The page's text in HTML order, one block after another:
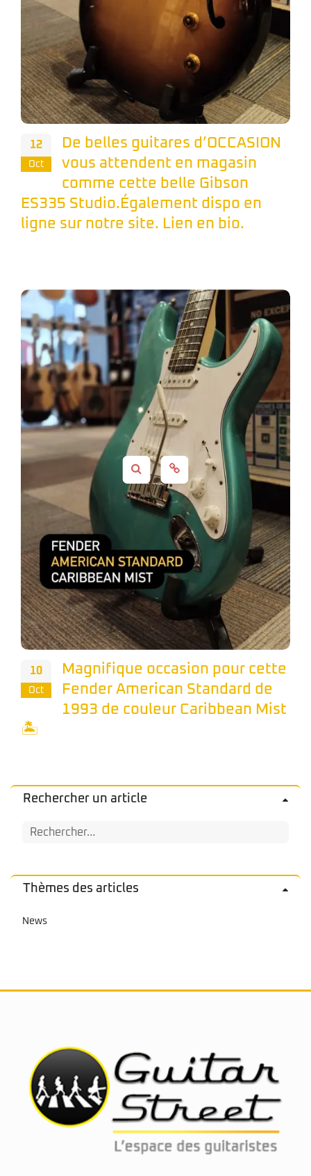
12
Oct
De belles guitares d’OCCASION
vous attendent en magasin
comme cette belle Gibson
ES335 Studio.Également dispo en
ligne sur notre site. Lien en bio.
10
Oct
Magnifique occasion pour cette
Fender American Standard de
1993 de couleur Caribbean Mist
🏝️
Rechercher un article
Rechercher :
Thèmes des articles
News